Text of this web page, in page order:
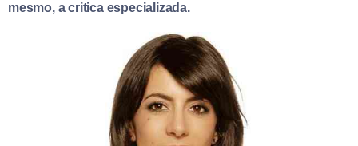
mesmo, a critica especializada.